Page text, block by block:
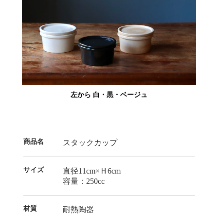
左から 白・黒・ベージュ
商品名 スタックカップ
サイズ
直径11cm×Ｈ6cm
容量：250cc
材質 耐熱陶器